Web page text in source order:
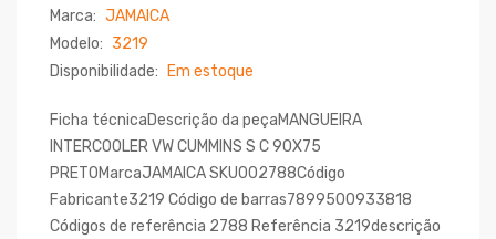
Marca: JAMAICA
Modelo: 3219
Disponibilidade:
Em estoque
Ficha técnicaDescrição da peçaMANGUEIRA
INTERCOOLER VW CUMMINS S C 90X75
PRETOMarcaJAMAICA SKU002788Código
Fabricante3219 Código de barras7899500933818
Códigos de referência 2788 Referência 3219descrição